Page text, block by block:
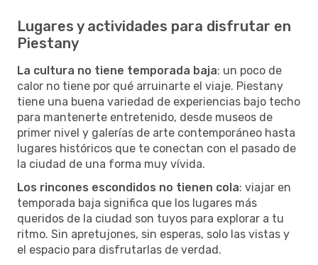
Lugares y actividades para disfrutar en
Piestany
La cultura no tiene temporada baja: un poco de
calor no tiene por qué arruinarte el viaje. Piestany
tiene una buena variedad de experiencias bajo techo
para mantenerte entretenido, desde museos de
primer nivel y galerías de arte contemporáneo hasta
lugares históricos que te conectan con el pasado de
la ciudad de una forma muy vívida.
Los rincones escondidos no tienen cola: viajar en
temporada baja significa que los lugares más
queridos de la ciudad son tuyos para explorar a tu
ritmo. Sin apretujones, sin esperas, solo las vistas y
el espacio para disfrutarlas de verdad.